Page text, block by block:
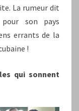
La rumeur dit
son pays
errants de la
!
qui sonnent